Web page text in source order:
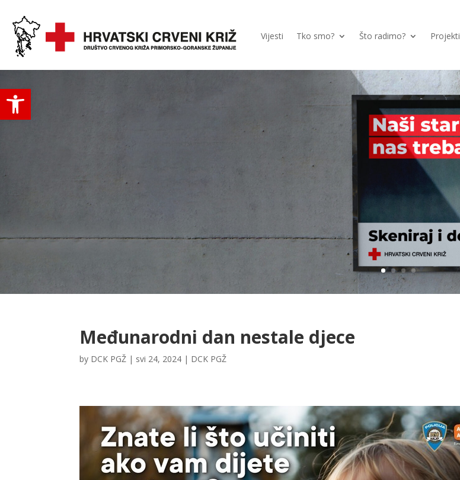
Open toolbar
Vijesti Tko smo? Što radimo? Projekti
Međunarodni dan nestale djece
by DCK PGŽ | svi 24, 2024 | DCK PGŽ